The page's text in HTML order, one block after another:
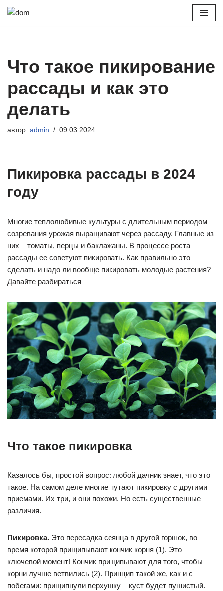
Что такое пикирование
рассады и как это
делать
автор: admin 09.03.2024
Пикировка рассады в 2024
году
Многие теплолюбивые культуры с длительным периодом
созревания урожая выращивают через рассаду. Главные из
них – томаты, перцы и баклажаны. В процессе роста
рассады ее советуют пикировать. Как правильно это
сделать и надо ли вообще пикировать молодые растения?
Давайте разбираться
Что такое пикировка
Казалось бы, простой вопрос: любой дачник знает, что это
такое. На самом деле многие путают пикировку с другими
приемами. Их три, и они похожи. Но есть существенные
различия.
Пикировка. Это пересадка сеянца в другой горшок, во
время которой прищипывают кончик корня (1). Это
ключевой момент! Кончик прищипывают для того, чтобы
корни лучше ветвились (2). Принцип такой же, как и с
побегами: прищипнули верхушку – куст будет пушистый.